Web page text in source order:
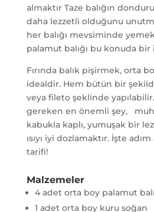
almaktır Taze balığın
daha lezzetli olduğunu
her balığı mevsiminde
palamut balığı bu konuda bir
Fırında balık pişirmek, orta
idealdir. Hem bütün bir
veya fileto şeklinde
gereken en önemli şey,
kabukla kaplı, yumuşak bir
ısıyı iyi dozlamaktır. İşte
tarifi!
Malzemeler
4 adet orta boy palamut
1 adet orta boy kuru soğan